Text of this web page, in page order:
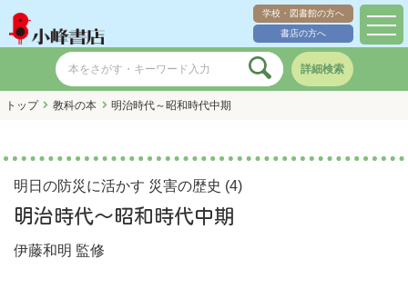
学校・図書館の方へ
書店の方へ
詳細検索
トップ 教科の本 明治時代～昭和時代中期
明日の防災に活かす 災害の歴史 (4)
明治時代～昭和時代中期
伊藤和明 監修